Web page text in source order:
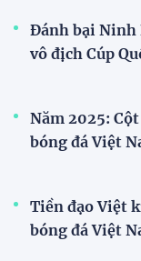
Bóng đá nữ
giải 2026
Đội tuyển